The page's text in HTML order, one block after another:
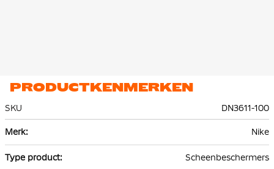
PRODUCTKENMERKEN
SKU
DN3611-100
informatie
Nike
Scheenbeschermers